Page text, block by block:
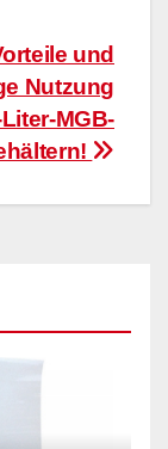
und
Nutzung
MGB-